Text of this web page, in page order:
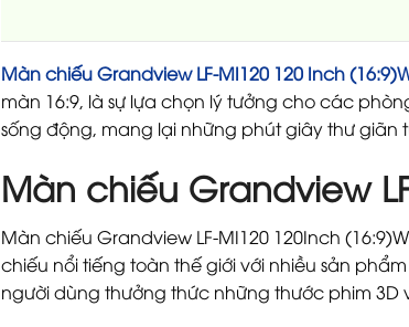
Màn chiếu Grandview LF-MI120 120 Inch
màn 16:9, là sự lựa chọn lý tưởng cho các
sống động, mang lại những phút giây thư giãn
Màn chiếu Grandview
Màn chiếu Grandview LF-MI120 120Inch
chiếu nổi tiếng toàn thế giới với nhiều sản
người dùng thưởng thức những thước phim 3D